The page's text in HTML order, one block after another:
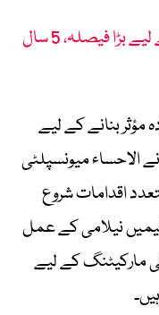
سعودی عرب کا لبنان کے لیے بڑا فیصلہ، 5 سال
مؤثر بنانے کے لیے
الاحساء میونسپلٹی
اقدامات شروع
نیلامی کے عمل
مارکیٹنگ کے لیے